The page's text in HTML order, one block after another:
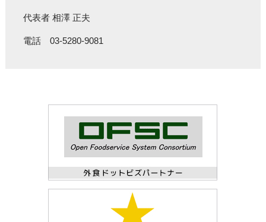
代表者 相澤 正夫
電話 03-5280-9081